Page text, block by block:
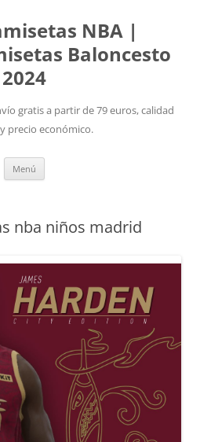
NBA |
Baloncesto
2024
gratis a partir de 79 euros, calidad
precio económico.
Menú
nba niños madrid